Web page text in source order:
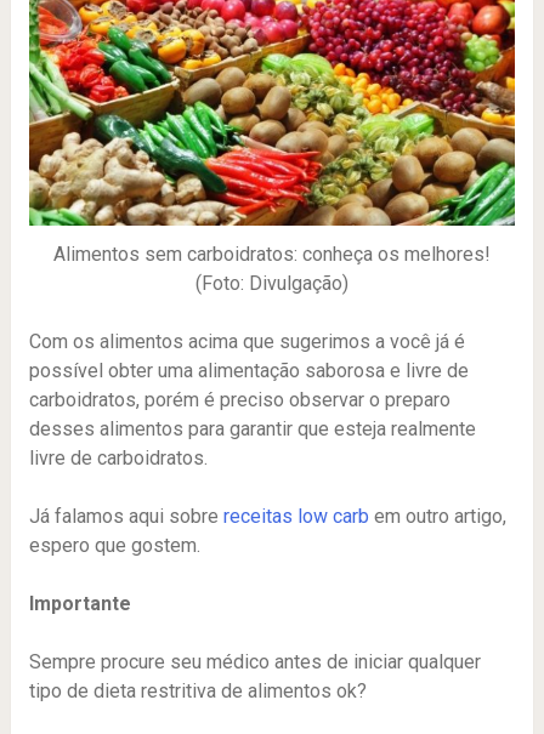
Alimentos sem carboidratos: conheça os melhores!
(Foto: Divulgação)
Com os alimentos acima que sugerimos a você já é
possível obter uma alimentação saborosa e livre de
carboidratos, porém é preciso observar o preparo
desses alimentos para garantir que esteja realmente
livre de carboidratos.
Já falamos aqui sobre receitas low carb em outro artigo,
espero que gostem.
Importante
Sempre procure seu médico antes de iniciar qualquer
tipo de dieta restritiva de alimentos ok?